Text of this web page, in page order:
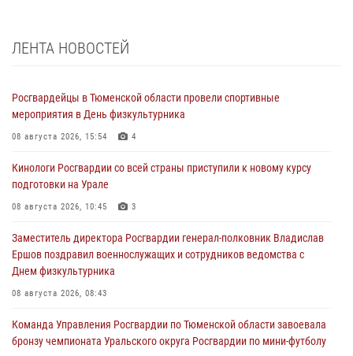
ЛЕНТА НОВОСТЕЙ
Росгвардейцы в Тюменской области провели спортивные
мероприятия в День физкультурника
08 августа 2026, 15:54 4
Кинологи Росгвардии со всей страны приступили к новому курсу
подготовки на Урале
08 августа 2026, 10:45 3
Заместитель директора Росгвардии генерал-полковник Владислав
Ершов поздравил военнослужащих и сотрудников ведомства с
Днем физкультурника
08 августа 2026, 08:43
Команда Управления Росгвардии по Тюменской области завоевала
бронзу чемпионата Уральского округа Росгвардии по мини-футболу